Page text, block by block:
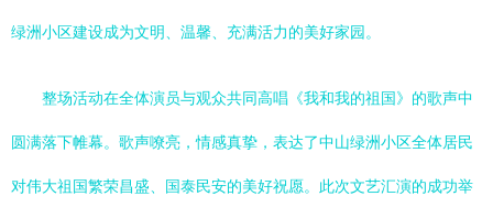
绿洲小区建设成为文明、温馨、充满活力的美好家园。
整场活动在全体演员与观众共同高唱《我和我的祖国》的歌声中
圆满落下帷幕。歌声嘹亮，情感真挚，表达了中山绿洲小区全体居民
对伟大祖国繁荣昌盛、国泰民安的美好祝愿。此次文艺汇演的成功举